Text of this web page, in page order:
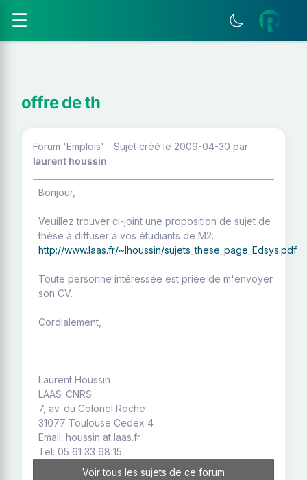
☰
offre de th
Forum 'Emplois' - Sujet créé le 2009-04-30 par
laurent houssin
Bonjour,
Veuillez trouver ci-joint une proposition de sujet de
thèse à diffuser à vos étudiants de M2.
http://www.laas.fr/~lhoussin/sujets_these_page_Edsys.pdf
Toute personne intéressée est priée de m'envoyer
son CV.
Cordialement,
Laurent Houssin
LAAS-CNRS
7, av. du Colonel Roche
31077 Toulouse Cedex 4
Email: houssin at laas.fr
Tel: 05 61 33 68 15
Voir tous les sujets de ce forum